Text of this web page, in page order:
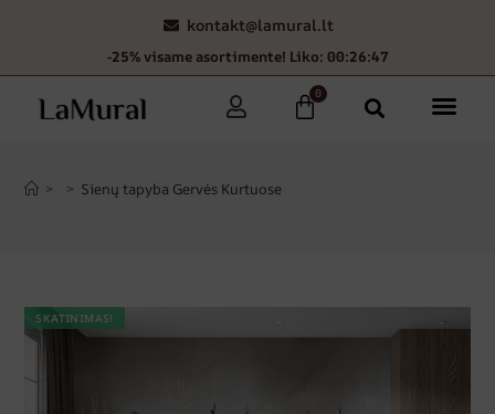
kontakt@lamural.lt
-25% visame asortimente! Liko: 00:26:46
0
> > Sienų tapyba Gervės Kurtuose
SKATINIMAS!